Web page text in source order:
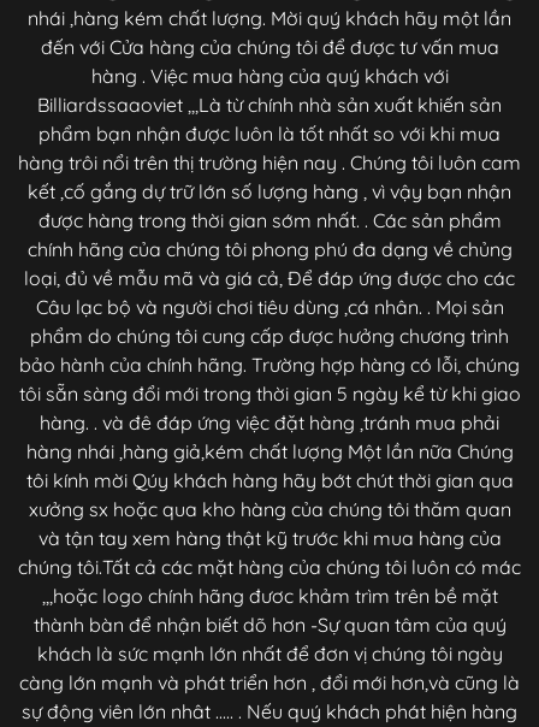
nhái ,hàng kém chất lượng. Mời quý khách hãy một lần
đến với Cửa hàng của chúng tôi để được tư vấn mua
hàng . Việc mua hàng của quý khách với
Billiardssaaoviet ,,,Là từ chính nhà sản xuất khiến sản
phẩm bạn nhận được luôn là tốt nhất so với khi mua
hàng trôi nổi trên thị trường hiện nay . Chúng tôi luôn cam
kết ,cố gắng dự trữ lớn số lượng hàng , vì vậy bạn nhận
được hàng trong thời gian sớm nhất. . Các sản phẩm
chính hãng của chúng tôi phong phú đa dạng về chủng
loại, đủ về mẫu mã và giá cả, Để đáp ứng được cho các
Câu lạc bộ và người chơi tiêu dùng ,cá nhân. . Mọi sản
phẩm do chúng tôi cung cấp được hưởng chương trình
bảo hành của chính hãng. Trường hợp hàng có lỗi, chúng
tôi sẵn sàng đổi mới trong thời gian 5 ngày kể từ khi giao
hàng. . và đê đáp ứng việc đặt hàng ,tránh mua phải
hàng nhái ,hàng giả,kém chất lượng Một lần nữa Chúng
tôi kính mời Qúy khách hàng hãy bớt chút thời gian qua
xưởng sx hoặc qua kho hàng của chúng tôi thăm quan
và tận tay xem hàng thật kỹ trước khi mua hàng của
chúng tôi.Tất cả các mặt hàng của chúng tôi luôn có mác
,,,hoặc logo chính hãng đươc khảm trìm trên bề mặt
thành bàn để nhận biết dõ hơn -Sự quan tâm của quý
khách là sức mạnh lớn nhất để đơn vị chúng tôi ngày
càng lớn mạnh và phát triển hơn , đổi mới hơn,và cũng là
sự động viên lớn nhât ..... . Nếu quý khách phát hiện hàng